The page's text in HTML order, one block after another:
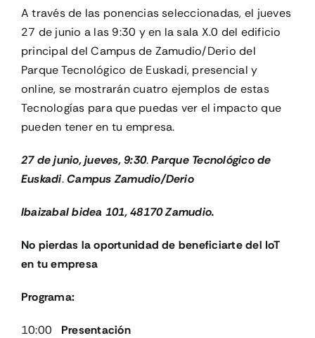
A través de las ponencias seleccionadas, el jueves
27 de junio a las 9:30 y en la sala X.0 del edificio
principal del Campus de Zamudio/Derio del
Parque Tecnológico de Euskadi, presencial y
online, se mostrarán cuatro ejemplos de estas
Tecnologías para que puedas ver el impacto que
pueden tener en tu empresa.
27 de junio, jueves, 9:30.Parque Tecnológico de
Euskadi.Campus Zamudio/Derio
Ibaizabal bidea 101,48170 Zamudio.
No pierdas la oportunidad de beneficiarte del IoT
en tu empresa
Programa:
10:00 Presentación